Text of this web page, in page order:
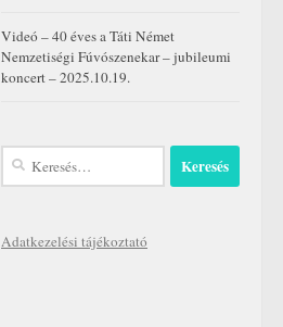
Videó – 40 éves a Táti Német
Nemzetiségi Fúvószenekar – jubileumi
koncert – 2025.10.19.
Keresés:
Adatkezelési tájékoztató